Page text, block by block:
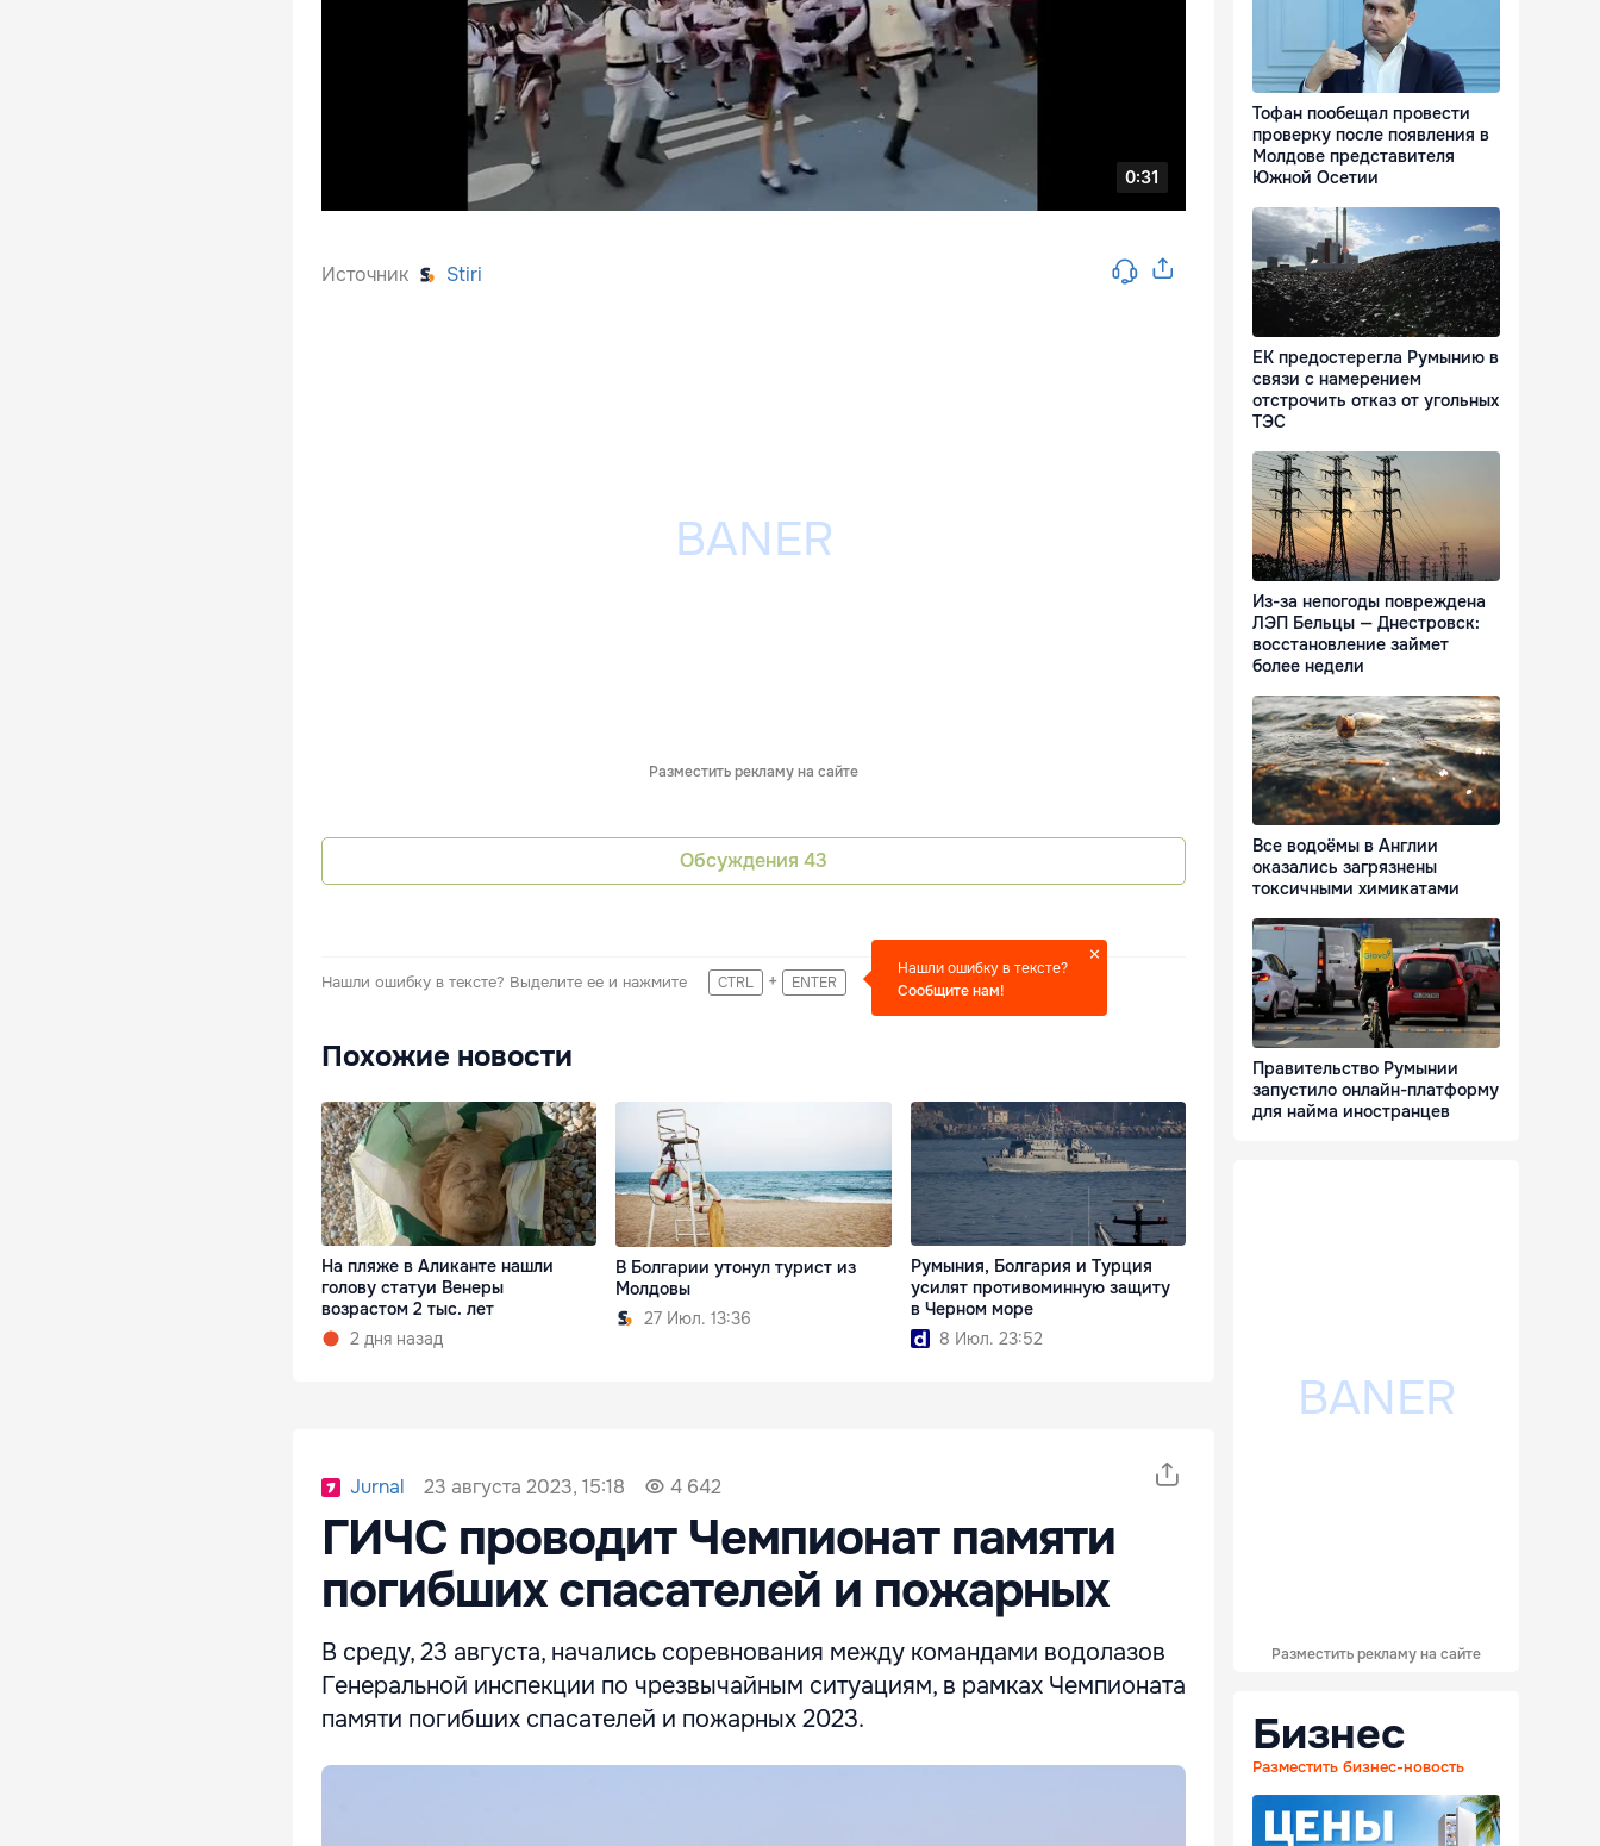
Источник Stiri
Разместить рекламу на сайте
Обсуждения 43
Нашли ошибку в тексте? Выделите ее и нажмите CTRL + ENTER
Нашли ошибку в тексте?
Сообщите нам!
Похожие новости
На пляже в Аликанте нашли
голову статуи Венеры
возрастом 2 тыс. лет
2 дня назад
В Болгарии утонул турист из
Молдовы
27 Июл. 13:36
Румыния, Болгария и Турция
усилят противоминную защиту
в Черном море
8 Июл. 23:52
Jurnal 23 августа 2023, 15:18 4 642
ГИЧС проводит Чемпионат памяти
погибших спасателей и пожарных
В среду, 23 августа, начались соревнования между командами водолазов
Генеральной инспекции по чрезвычайным ситуациям, в рамках Чемпионата
памяти погибших спасателей и пожарных 2023.
Тофан пообещал провести
проверку после появления в
Молдове представителя
Южной Осетии
ЕК предостерегла Румынию в
связи с намерением
отстрочить отказ от угольных
ТЭС
Из-за непогоды повреждена
ЛЭП Бельцы — Днестровск:
восстановление займет
более недели
Все водоёмы в Англии
оказались загрязнены
токсичными химикатами
Правительство Румынии
запустило онлайн-платформу
для найма иностранцев
Разместить рекламу на сайте
Бизнес
Разместить бизнес-новость